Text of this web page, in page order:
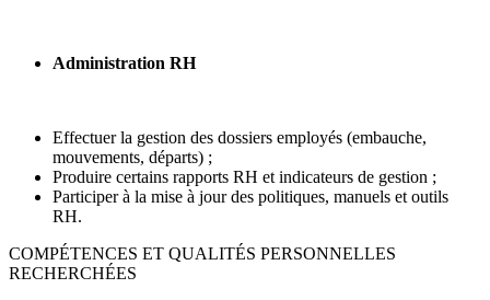
Administration RH
Effectuer la gestion des dossiers employés (embauche,
mouvements, départs) ;
Produire certains rapports RH et indicateurs de gestion ;
Participer à la mise à jour des politiques, manuels et outils
RH.
COMPÉTENCES ET QUALITÉS PERSONNELLES
RECHERCHÉES